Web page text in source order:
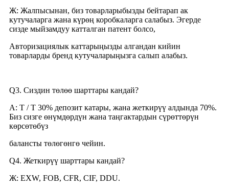
Ж: Жалпысынан, биз товарларыбызды бейтарап ак
кутучаларга жана күрөң коробкаларга салабыз. Эгерде
сизде мыйзамдуу катталган патент болсо,
Авторизациялык каттарыңызды алгандан кийин
товарларды бренд кутучаларыңызга салып алабыз.
Q3. Сиздин төлөө шарттары кандай?
A: T / T 30% депозит катары, жана жеткирүү алдында 70%.
Биз сизге өнүмдөрдүн жана таңгактардын сүрөттөрүн
көрсөтөбүз
балансты төлөгөнгө чейин.
Q4. Жеткирүү шарттары кандай?
Ж: EXW, FOB, CFR, CIF, DDU.